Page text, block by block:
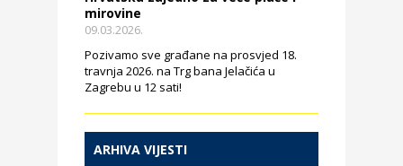
mirovine
09.03.2026.
Pozivamo sve građane na prosvjed 18.
travnja 2026. na Trg bana Jelačića u
Zagrebu u 12 sati!
ARHIVA VIJESTI